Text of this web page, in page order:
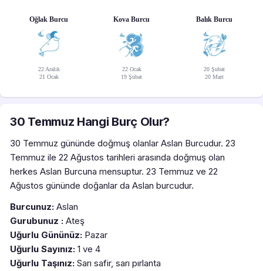
Oğlak Burcu
22 Aralık
21 Ocak
Kova Burcu
22 Ocak
19 Şubat
Balık Burcu
20 Şubat
20 Mart
30 Temmuz Hangi Burç Olur?
30 Temmuz gününde doğmuş olanlar Aslan Burcudur. 23
Temmuz ile 22 Ağustos tarihleri arasında doğmuş olan
herkes Aslan Burcuna mensuptur. 23 Temmuz ve 22
Ağustos gününde doğanlar da Aslan burcudur.
Burcunuz: Aslan
Gurubunuz : Ateş
Uğurlu Gününüz: Pazar
Uğurlu Sayınız: 1 ve 4
Uğurlu Taşınız: Sarı safir, sarı pırlanta